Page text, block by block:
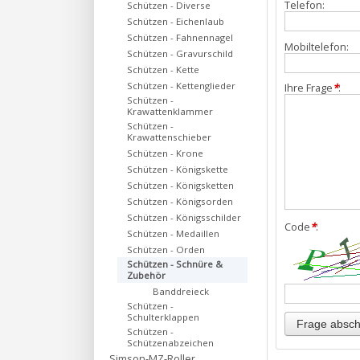
Telefon:
Mobiltelefon:
Ihre Frage*:
Code*:
Schützen - Diverse
Schützen - Eichenlaub
Schützen - Fahnennagel
Schützen - Gravurschild
Schützen - Kette
Schützen - Kettenglieder
Schützen -
Krawattenklammer
Schützen -
Krawattenschieber
Schützen - Krone
Schützen - Königskette
Schützen - Königsketten
Schützen - Königsorden
Schützen - Königsschilder
Schützen - Medaillen
Schützen - Orden
Schützen - Schnüre &
Zubehör
Banddreieck
Schützen -
Schulterklappen
Schützen -
Schützenabzeichen